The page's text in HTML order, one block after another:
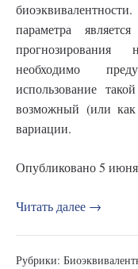
параметра
прогнозирования
необходимо
использование
возможный (или
вариации.
Опубликовано5
Читать далее →
Рубрики: